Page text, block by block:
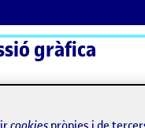
gràfica
ActiFolios